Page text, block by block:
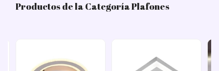
Productos de la Categoría Plafones